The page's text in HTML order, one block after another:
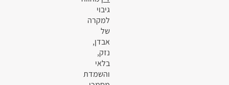
גיבוי
למקרה
של
אבדן,
נזק,
בלאי
והשמדת